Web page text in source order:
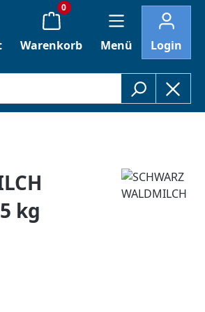
0
Warenkorb Menü Login
kg